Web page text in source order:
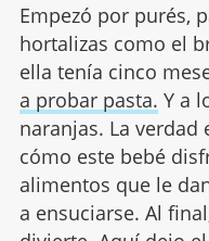
Empezó por purés,
hortalizas como el
ella tenía cinco
a probar pasta. Y a
naranjas. La verdad
cómo este bebé
alimentos que le
a ensuciarse. Al